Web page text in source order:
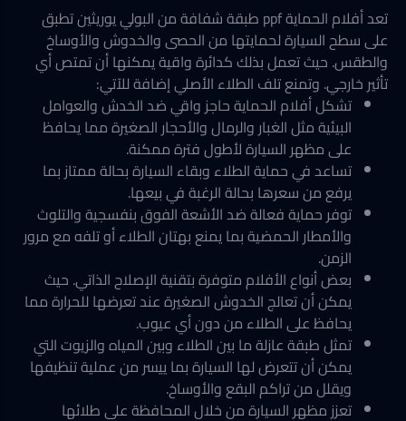
تعد أفلام الحماية ppf طبقة شفافة من البولي يوريثين تطبق
على سطح السيارة لحمايتها من الحصى والخدوش والأوساخ
والطقس. حيث تعمل بذلك كدائرة واقية يمكنها أن تمتص أي
تأثير خارجي. وتمنع تلف الطلاء الأصلي إضافة للآتي:
تشكل أفلام الحماية حاجز واقي ضد الخدش والعوامل
البيئية مثل الغبار والرمال والأحجار الصغيرة مما يحافظ
على مظهر السيارة لأطول فترة ممكنة.
تساعد في حماية الطلاء وبقاء السيارة بحالة ممتاز بما
يرفع من سعرها بحالة الرغبة في بيعها.
توفر حماية فعالة ضد الأشعة الفوق بنفسجية والتلوث
والأمطار الحمضية بما يمنع بهتان الطلاء أو تلفه مع مرور
الزمن.
بعض أنواع الأفلام متوفرة بتقنية الإصلاح الذاتي. حيث
يمكن أن تعالج الخدوش الصغيرة عند تعرضها للحرارة مما
يحافظ على الطلاء من دون أي عيوب.
تمثل طبقة عازلة ما بين الطلاء وبين المياه والزيوت التي
يمكن أن تتعرض لها السيارة بما ييسر من عملية تنظيفها
ويقلل من تراكم البقع والأوساخ.
تعزز مظهر السيارة من خلال المحافظة على طلائها